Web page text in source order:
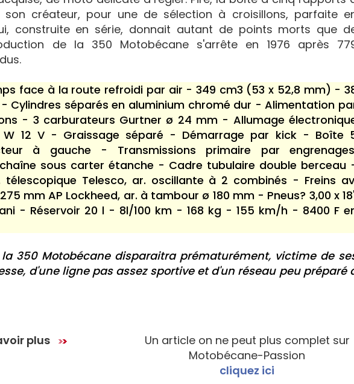
créateur, pour une de sélection à croisillons, parfaite
construite en série, donnait autant de points morts que
de la 350 Motobécane s'arrête en 1976 après
face à la route refroidi par air - 349 cm3 (53 x 52,8 mm) -
Cylindres séparés en aluminium chromé dur - Alimentation
- 3 carburateurs Gurtner ø 24 mm - Allumage
W 12 V - Graissage séparé - Démarrage par kick - Boîte
à gauche - Transmissions primaire par
sous carter étanche - Cadre tubulaire double berceau
télescopique Telesco, ar. oscillante à 2 combinés - Freins
mm AP Lockheed, ar. à tambour ø 180 mm - Pneus? 3,00 x
- Réservoir 20 l - 8l/100 km - 168 kg - 155 km/h - 8400 F
350 Motobécane disparaitra prématurément, victime de
d'une ligne pas assez sportive et d'un réseau peu préparé
plus
Un article on ne peut plus complet sur
Motobécane-Passion
cliquez ici